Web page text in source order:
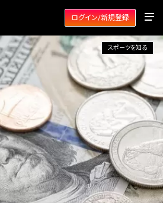
ログイン/新規登録
スポーツを知る